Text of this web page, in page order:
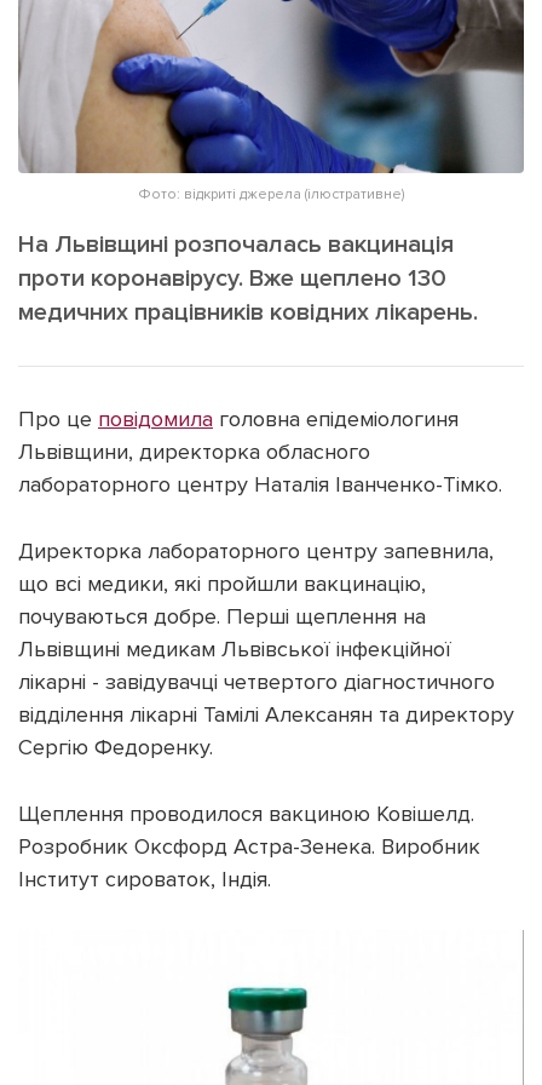
Інтерв'ю
Картки
Репортаж
Розслідування
Ініціативи
Лонгріди
Прес-релізи
Фото/Відео
Made in Lviv
Зв'язатися з нами
Політика конфіденційності
Підтримати dyvys.info
Фото: відкриті джерела (ілюстративне)
На Львівщині розпочалась вакцинація
проти коронавірусу. Вже щеплено 130
медичних працівників ковідних лікарень.
Про це повідомила головна епідеміологиня
Львівщини, директорка обласного
лабораторного центру Наталія Іванченко-Тімко.
Директорка лабораторного центру запевнила,
що всі медики, які пройшли вакцинацію,
почуваються добре. Перші щеплення на
Львівщині медикам Львівської інфекційної
лікарні - завідувачці четвертого діагностичного
відділення лікарні Тамілі Алексанян та директору
Сергію Федоренку.
Щеплення проводилося вакциною Ковішелд.
Розробник Оксфорд Астра-Зенека. Виробник
Інститут сироваток, Індія.